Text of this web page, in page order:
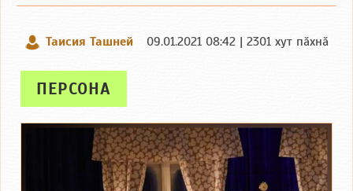
Таисия Ташней 09.01.2021 08:42 | 2301 хут пӑхнӑ
ПЕРСОНА